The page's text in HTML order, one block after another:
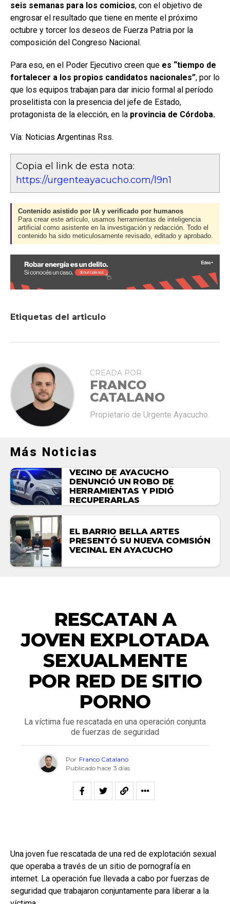
seis semanas para los comicios, con el objetivo de
engrosar el resultado que tiene en mente el próximo
octubre y torcer los deseos de Fuerza Patria por la
composición del Congreso Nacional.
Para eso, en el Poder Ejecutivo creen que es “tiempo de
fortalecer a los propios candidatos nacionales”, por lo
que los equipos trabajan para dar inicio formal al período
proselitista con la presencia del jefe de Estado,
protagonista de la elección, en la provincia de Córdoba.
Vía: Noticias Argentinas Rss.
Copia el link de esta nota:
https://urgenteayacucho.com/l9n1
Contenido asistido por IA y verificado por humanos
Para crear este artículo, usamos herramientas de inteligencia
artificial como asistente en la investigación y redacción. Todo el
contenido ha sido meticulosamente revisado, editado y aprobado.
Etiquetas del articulo
CREADA POR
FRANCO
CATALANO
Propietario de Urgente Ayacucho.
Más Noticias
VECINO DE AYACUCHO
DENUNCIÓ UN ROBO DE
HERRAMIENTAS Y PIDIÓ
RECUPERARLAS
EL BARRIO BELLA ARTES
PRESENTÓ SU NUEVA COMISIÓN
VECINAL EN AYACUCHO
RESCATAN A
JOVEN EXPLOTADA
SEXUALMENTE
POR RED DE SITIO
PORNO
La víctima fue rescatada en una operación conjunta
de fuerzas de seguridad
Por Franco Catalano
Publicado hace 3 días
Una joven fue rescatada de una red de explotación sexual
que operaba a través de un sitio de pornografía en
internet. La operación fue llevada a cabo por fuerzas de
seguridad que trabajaron conjuntamente para liberar a la